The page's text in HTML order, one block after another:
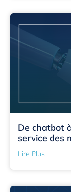
De chatbot
service des
Lire Plus